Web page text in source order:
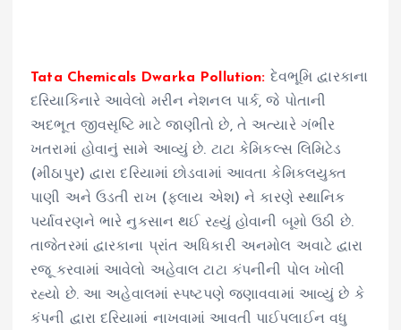
Tata Chemicals Dwarka Pollution: દેવભૂમિ દ્વારકાના
દરિયાકિનારે આવેલો મરીન નેશનલ પાર્ક, જે પોતાની
અદભૂત જીવસૃષ્ટિ માટે જાણીતો છે, તે અત્યારે ગંભીર
ખતરામાં હોવાનું સામે આવ્યું છે. ટાટા કેમિકલ્સ લિમિટેડ
(મીઠાપુર) દ્વારા દરિયામાં છોડવામાં આવતા કેમિકલયુક્ત
પાણી અને ઉડતી રાખ (ફ્લાય એશ) ને કારણે સ્થાનિક
પર્યાવરણને ભારે નુકસાન થઈ રહ્યું હોવાની બૂમો ઉઠી છે.
તાજેતરમાં દ્વારકાના પ્રાંત અધિકારી અનમોલ અવાટે દ્વારા
રજૂ કરવામાં આવેલો અહેવાલ ટાટા કંપનીની પોલ ખોલી
રહ્યો છે. આ અહેવાલમાં સ્પષ્ટપણે જણાવવામાં આવ્યું છે કે
કંપની દ્વારા દરિયામાં નાખવામાં આવતી પાઈપલાઈન વધુ